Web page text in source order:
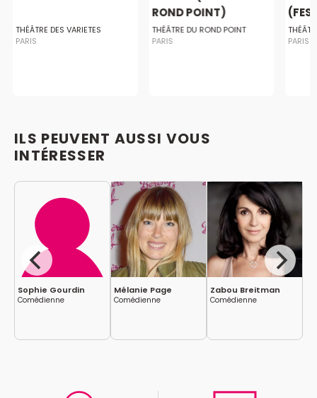
THÉÂTRE DES VARIETES
PARIS
ROND POINT)
THÉÂTRE DU ROND POINT
PARIS
PARIS
ILS PEUVENT AUSSI VOUS
INTÉRESSER
Sophie Gourdin
Comédienne
Mélanie Page
Comédienne
Zabou Breitman
Comédienne